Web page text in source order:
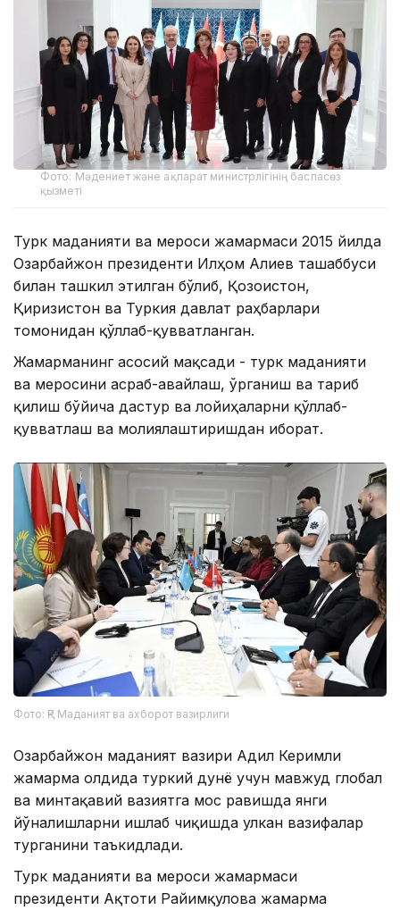
Фото: Мәдениет және ақпарат министрлігінің баспасөз
қызметі
Турк маданияти ва мероси жамғармаси 2015 йилда
Озарбайжон президенти Илҳом Алиев ташаббуси
билан ташкил этилган бўлиб, Қозоғистон,
Қирғизистон ва Туркия давлат раҳбарлари
томонидан қўллаб-қувватланган.
Жамғарманинг асосий мақсади - турк маданияти
ва меросини асраб-авайлаш, ўрганиш ва тарғиб
қилиш бўйича дастур ва лойиҳаларни қўллаб-
қувватлаш ва молиялаштиришдан иборат.
Фото: ҚР Маданият ва ахборот вазирлиги
Озарбайжон маданият вазири Адил Керимли
жамғарма олдида туркий дунё учун мавжуд глобал
ва минтақавий вазиятга мос равишда янги
йўналишларни ишлаб чиқишда улкан вазифалар
турганини таъкидлади.
Турк маданияти ва мероси жамғармаси
президенти Ақтоти Райимқулова жамғарма